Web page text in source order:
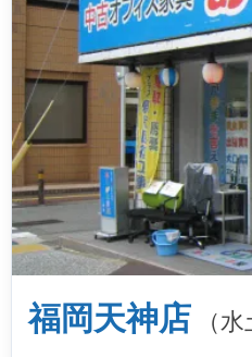
福岡天神店 （